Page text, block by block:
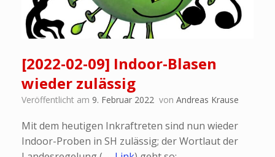
[2022-02-09] Indoor-Blasen
wieder zulässig
Veröffentlicht am 9. Februar 2022 von Andreas Krause
Mit dem heutigen Inkraftreten sind nun wieder
Indoor-Proben in SH zulässig; der Wortlaut der